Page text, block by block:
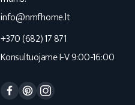
info@nmfhome.lt
+370 (682) 17 871
Konsultuojame I-V 9:00-16:00
Facebook
Pinterest